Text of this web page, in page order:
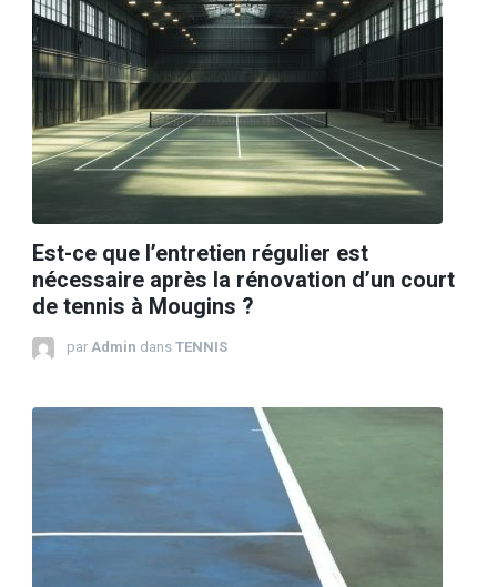
Est-ce que l’entretien régulier est
nécessaire après la rénovation d’un court
de tennis à Mougins ?
par Admin dans TENNIS